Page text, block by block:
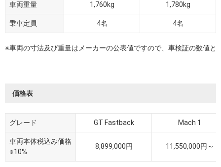
車両重量 1,760kg 1,780kg
乗車定員 4名 4名
※車両の寸法及び重量はメーカーの公表値ですので、車検証の数値と
価格表
グレード GT Fastback Mach 1
車両本体税込み価格
※10%
8,899,000円 11,550,000円～